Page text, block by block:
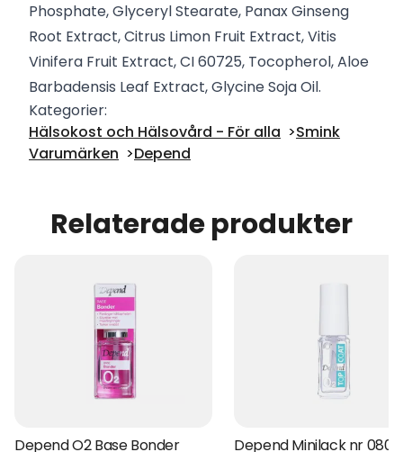
Phosphate, Glyceryl Stearate, Panax Ginseng
Root Extract, Citrus Limon Fruit Extract, Vitis
Vinifera Fruit Extract, CI 60725, Tocopherol, Aloe
Barbadensis Leaf Extract, Glycine Soja Oil.
Kategorier:
Hälsokost och Hälsovård - För alla
Smink
Varumärken
Depend
Relaterade produkter
Depend O2 Base Bonder
Depend Minilack nr 080